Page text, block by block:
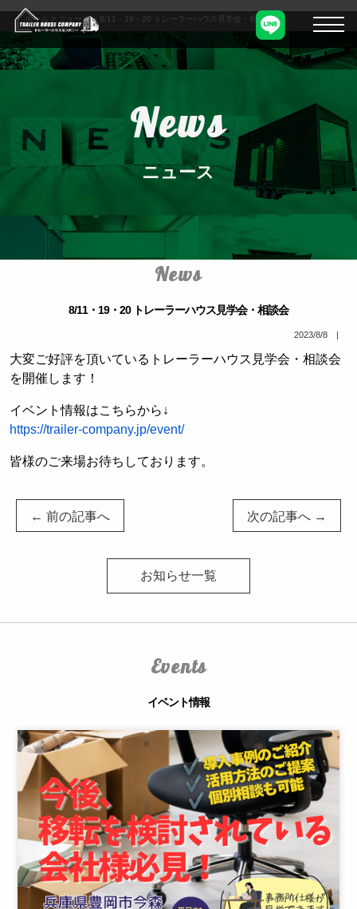
ホーム > ニュース> 8/11・19・20 トレーラーハウス見学会・相談会
News
ニュース
News
8/11・19・20 トレーラーハウス見学会・相談会
2023/8/8 |
大変ご好評を頂いているトレーラーハウス見学会・相談会
を開催します！
イベント情報はこちらから↓
https://trailer-company.jp/event/
皆様のご来場お待ちしております。
← 前の記事へ 次の記事へ →
お知らせ一覧
Events
イベント情報